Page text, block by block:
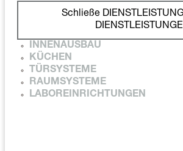
Schließe
INNENAUSBAU
KÜCHEN
TÜRSYSTEME
RAUMSYSTEME
LABOREINRICHTUNGEN